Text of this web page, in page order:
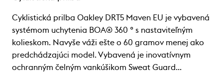
Cyklistická prilba Oakley DRT5 Maven EU je vybavená
systémom uchytenia BOA® 360 ° s nastaviteľným
kolieskom. Navyše váži ešte o 60 gramov menej ako
predchádzajúci model. Vybavená je inovatívnym
ochranným čelným vankúšikom Sweat Guard…